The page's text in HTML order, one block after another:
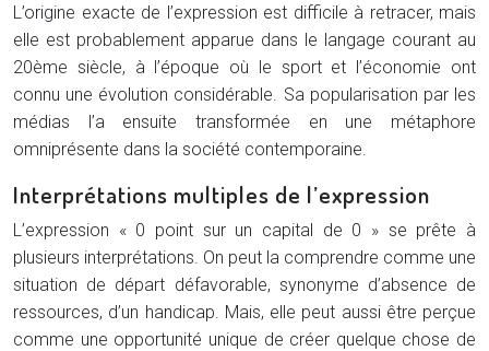
L’origine exacte de l’expression est difficile à retracer, mais
elle est probablement apparue dans le langage courant au
20ème siècle, à l’époque où le sport et l’économie ont
connu une évolution considérable. Sa popularisation par les
médias l’a ensuite transformée en une métaphore
omniprésente dans la société contemporaine.
Interprétations multiples de l’expression
L’expression « 0 point sur un capital de 0 » se prête à
plusieurs interprétations. On peut la comprendre comme une
situation de départ défavorable, synonyme d’absence de
ressources, d’un handicap. Mais, elle peut aussi être perçue
comme une opportunité unique de créer quelque chose de